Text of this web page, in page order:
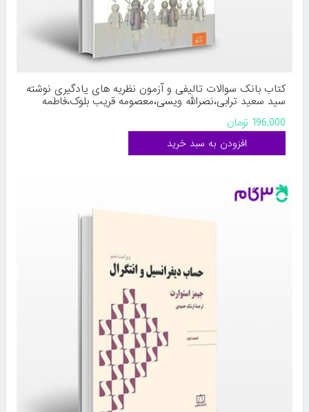
کتاب بانک سوالات تالیفی و آزمون نظریه های یادگیری نوشته
سید سعید ترابی،نصرالله ویسی،معصومه قریب بلوک،فاطمه
ناظمی از پوران پژوهش
196,000 تومان